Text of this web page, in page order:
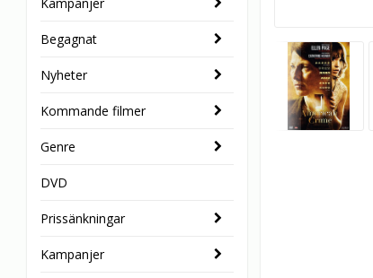
Begagnat
Nyheter
Kommande filmer
Genre
DVD
Prissänkningar
Kampanjer